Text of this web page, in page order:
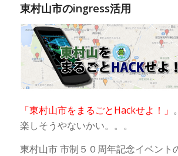
東村山市のingress活用
「東村山市をまるごとHackせよ！」
楽しそうやないかい。。。
東村山市 市制５０周年記念イベント